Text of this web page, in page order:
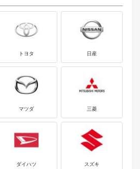
トヨタ 日産
マツダ 三菱
ダイハツ スズキ